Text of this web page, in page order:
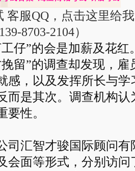
仔”的会是加薪及花
留”的调查却发现，
感，以及发挥所长与
而是其次。调查机构
要性。
汇智才骏国际顾问有
会面等形式，分别访